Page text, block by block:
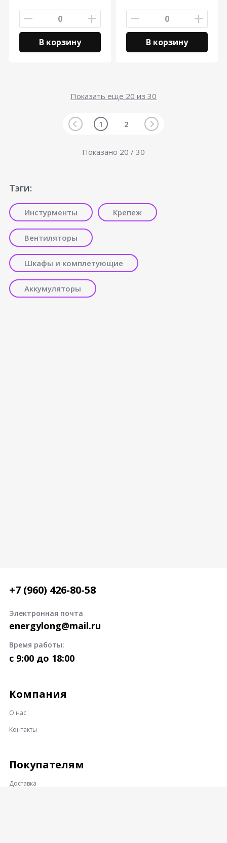
В корзину В корзину
Показать еще 20 из 30
1 2
Показано 20 / 30
Тэги:
Инстурменты Крепеж
Вентиляторы
Шкафы и комплетующие
Аккумуляторы
+7 (960) 426-80-58
Электронная почта
energylong@mail.ru
Время работы:
c 9:00 до 18:00
Компания
О нас
Контакты
Покупателям
Доставка